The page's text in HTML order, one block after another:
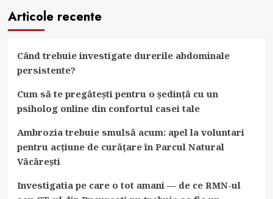
Articole recente
Când trebuie investigate durerile abdominale
persistente?
Cum să te pregătești pentru o ședință cu un
psiholog online din confortul casei tale
Ambrozia trebuie smulsă acum: apel la voluntari
pentru acțiune de curățare în Parcul Natural
Văcărești
Investigatia pe care o tot amani — de ce RMN-ul